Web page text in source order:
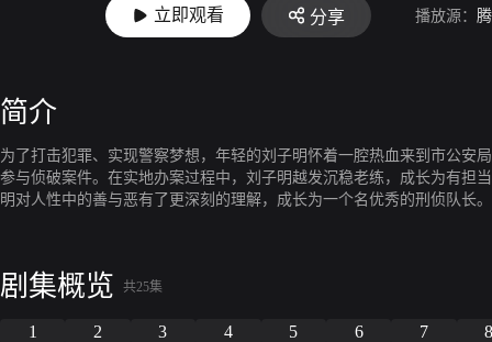
上映： 2025-05-05
立即观看 分享 播放源：
简介
为了打击犯罪、实现警察梦想，年轻的刘子明怀着一腔热血来到市公安
参与侦破案件。在实地办案过程中，刘子明越发沉稳老练，成长为有担
明对人性中的善与恶有了更深刻的理解，成长为一个名优秀的刑侦队长
剧集概览 共25集
1 2 3 4 5 6 7